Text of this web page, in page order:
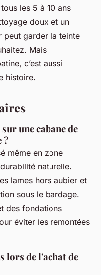
les 5 à 10 ans
doux et un
peut garder la teinte
Mais
c’est aussi
histoire.
une cabane de
?
même en zone
naturelle.
lames hors aubier et
sous le bardage.
des fondations
éviter les remontées
lors de l'achat de